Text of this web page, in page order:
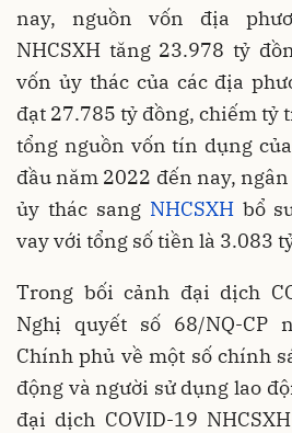
nay, nguồn vốn địa
NHCSXH tăng 23.978 tỷ
vốn ủy thác của các địa
đạt 27.785 tỷ đồng, chiếm tỷ
tổng nguồn vốn tín dụng
đầu năm 2022 đến nay,
ủy thác sang NHCSXHbổ
vay với tổng số tiền là 3.083
Trong bối cảnh đại dịch
Nghị quyết số 68/NQ-CP
Chính phủ về một số chính
động và người sử dụng lao
đại dịch COVID-19